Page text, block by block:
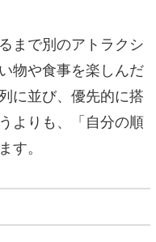
まで別のアトラクシ
物や食事を楽しんだ
に並び、優先的に搭
よりも、「自分の順
す。